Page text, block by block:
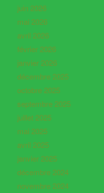
juin 2026
mai 2026
avril 2026
février 2026
janvier 2026
décembre 2025
octobre 2025
septembre 2025
juillet 2025
mai 2025
avril 2025
janvier 2025
décembre 2024
novembre 2024